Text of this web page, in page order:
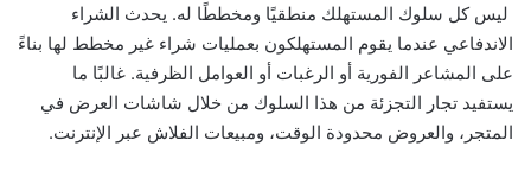
ليس كل سلوك المستهلك منطقيًا ومخططًا له. يحدث الشراء
الاندفاعي عندما يقوم المستهلكون بعمليات شراء غير مخطط لها بناءً
على المشاعر الفورية أو الرغبات أو العوامل الظرفية. غالبًا ما
يستفيد تجار التجزئة من هذا السلوك من خلال شاشات العرض في
المتجر، والعروض محدودة الوقت، ومبيعات الفلاش عبر الإنترنت.